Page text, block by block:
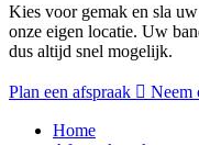
Kies voor gemak en sla
onze eigen locatie. Uw
dus altijd snel mogelijk.
Plan een afspraak Neem
Home